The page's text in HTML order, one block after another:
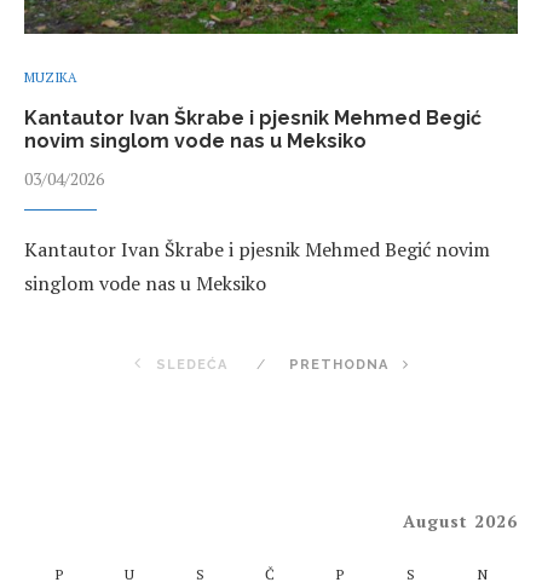
MUZIKA
Kantautor Ivan Škrabe i pjesnik Mehmed Begić
novim singlom vode nas u Meksiko
03/04/2026
Kantautor Ivan Škrabe i pjesnik Mehmed Begić novim
singlom vode nas u Meksiko
SLEDEĆA PRETHODNA
August 2026
P U S Č P S N